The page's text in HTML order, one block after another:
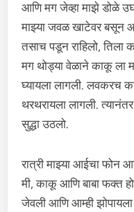
आणि मग जेव्हा माझे डोळे
माझ्या जवळ खाटेवर बसून
तसाच पडून राहिलो, तिला
मग थोड्या वेळाने काकू ला
घ्यायला लागली. लवकरच
थरथरायला लागली.
सुद्धा उठलो.
रात्री माझ्या आईचा फोन
मी, काकू आणि बाबा फक्त
जेवली आणि आम्ही